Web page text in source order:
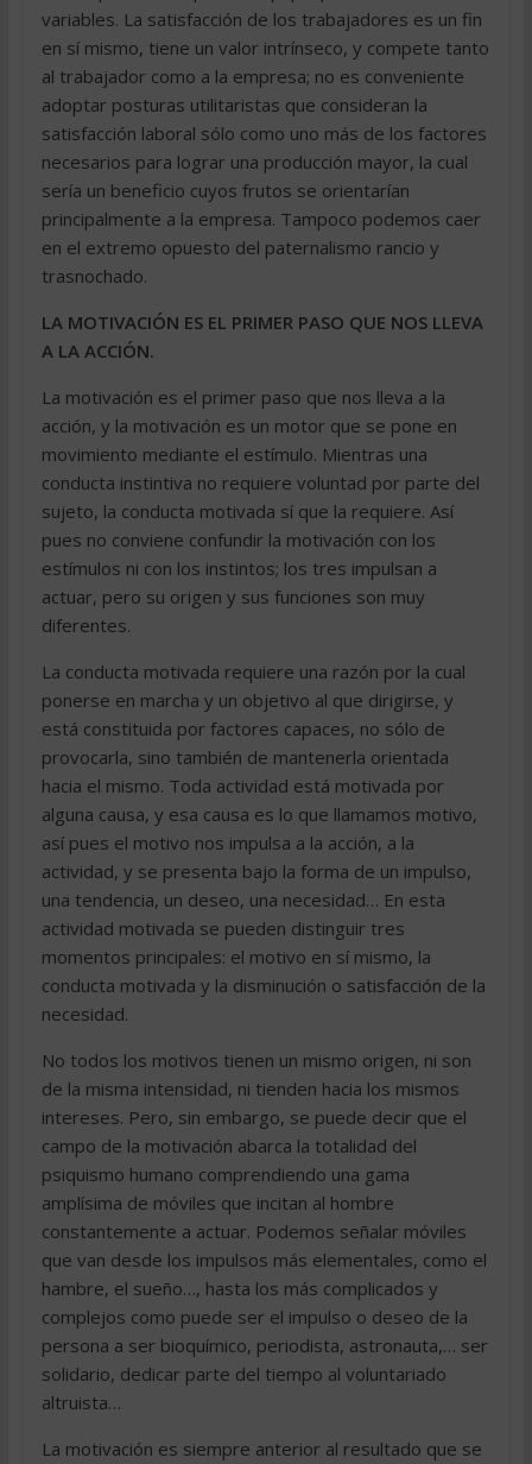
variables. La satisfacción de los trabajadores es un fin
en sí mismo, tiene un valor intrínseco, y compete tanto
al trabajador como a la empresa; no es conveniente
adoptar posturas utilitaristas que consideran la
satisfacción laboral sólo como uno más de los factores
necesarios para lograr una producción mayor, la cual
sería un beneficio cuyos frutos se orientarían
principalmente a la empresa. Tampoco podemos caer
en el extremo opuesto del paternalismo rancio y
trasnochado.
LA MOTIVACIÓN ES EL PRIMER PASO QUE NOS LLEVA
A LA ACCIÓN.
La motivación es el primer paso que nos lleva a la
acción, y la motivación es un motor que se pone en
movimiento mediante el estímulo. Mientras una
conducta instintiva no requiere voluntad por parte del
sujeto, la conducta motivada sí que la requiere. Así
pues no conviene confundir la motivación con los
estímulos ni con los instintos; los tres impulsan a
actuar, pero su origen y sus funciones son muy
diferentes.
La conducta motivada requiere una razón por la cual
ponerse en marcha y un objetivo al que dirigirse, y
está constituida por factores capaces, no sólo de
provocarla, sino también de mantenerla orientada
hacia el mismo. Toda actividad está motivada por
alguna causa, y esa causa es lo que llamamos motivo,
así pues el motivo nos impulsa a la acción, a la
actividad, y se presenta bajo la forma de un impulso,
una tendencia, un deseo, una necesidad… En esta
actividad motivada se pueden distinguir tres
momentos principales: el motivo en sí mismo, la
conducta motivada y la disminución o satisfacción de la
necesidad.
No todos los motivos tienen un mismo origen, ni son
de la misma intensidad, ni tienden hacia los mismos
intereses. Pero, sin embargo, se puede decir que el
campo de la motivación abarca la totalidad del
psiquismo humano comprendiendo una gama
amplísima de móviles que incitan al hombre
constantemente a actuar. Podemos señalar móviles
que van desde los impulsos más elementales, como el
hambre, el sueño…, hasta los más complicados y
complejos como puede ser el impulso o deseo de la
persona a ser bioquímico, periodista, astronauta,… ser
solidario, dedicar parte del tiempo al voluntariado
altruista…
La motivación es siempre anterior al resultado que se